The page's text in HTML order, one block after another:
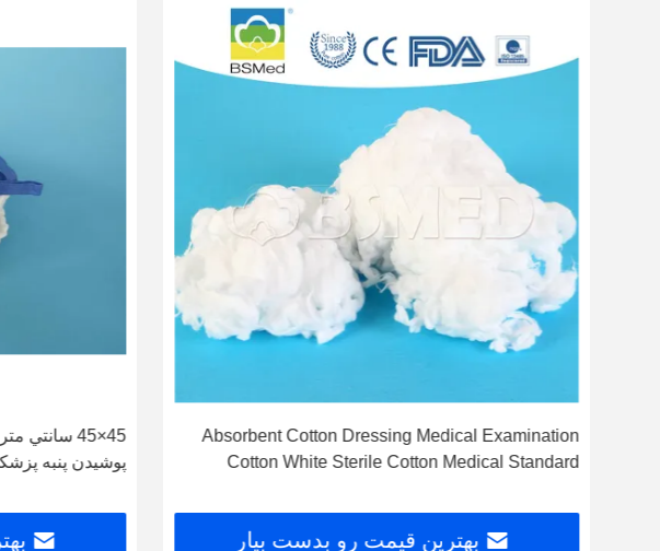
Absorbent Cotton Dressing Medical Examination
Cotton White Sterile Cotton Medical Standard
Cotton For Medical
بهترین قیمت رو بدست بیار
پوشيدن پنبه